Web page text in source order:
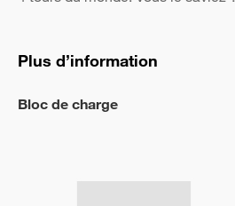
Plus d’information
Bloc de charge